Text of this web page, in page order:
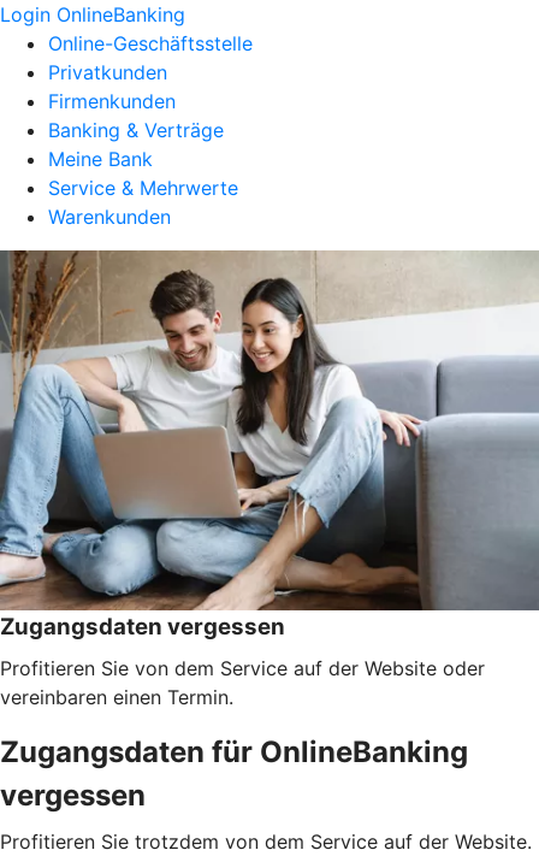
Login OnlineBanking
Online-Geschäftsstelle
Privatkunden
Firmenkunden
Banking & Verträge
Meine Bank
Service & Mehrwerte
Warenkunden
Zugangsdaten vergessen
Profitieren Sie von dem Service auf der Website oder
vereinbaren einen Termin.
Zugangsdaten für OnlineBanking
vergessen
Profitieren Sie trotzdem von dem Service auf der Website.